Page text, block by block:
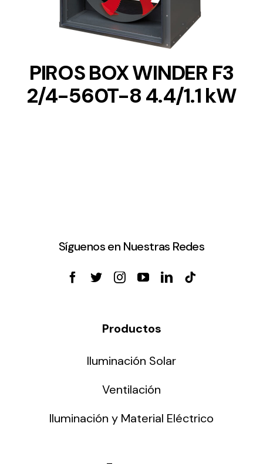
PIROS BOX WINDER F3
2/4-560T-8 4.4/1.1 kW
Síguenos en Nuestras Redes
Productos
Iluminación Solar
Ventilación
Iluminación y Material Eléctrico